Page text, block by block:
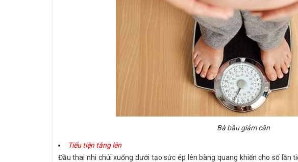
Bà bầu giảm cân
Tiểu tiện tăng lên
Đầu thai nhi chúi xuống dưới tạo sức ép lên bàng quang khiến cho số lần